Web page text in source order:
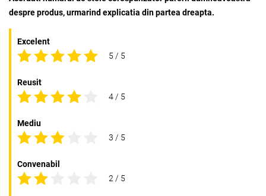
despre produs, urmarind explicatia din partea dreapta.
Excelent
5 / 5
Reusit
4 / 5
Mediu
3 / 5
Convenabil
2 / 5